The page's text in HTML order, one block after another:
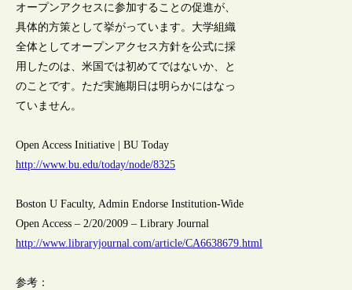
オープンアクセスに参加することの促進が、
具体的方策として挙がっています。大学組織
全体としてオープンアクセス方針を公式に採
用したのは、米国では初めてではないか、と
のことです。ただ実施期日は明らかにはなっ
ていません。
Open Access Initiative | BU Today
http://www.bu.edu/today/node/8325
Boston U Faculty, Admin Endorse Institution-Wide
Open Access – 2/20/2009 – Library Journal
http://www.libraryjournal.com/article/CA6638679.html
参考：